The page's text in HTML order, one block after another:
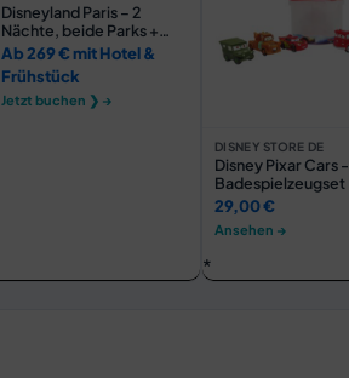
Disneyland Paris – 2
Nächte, beide Parks +
Hotel
Ab 269 € mit Hotel &
Frühstück
Jetzt buchen ❯ →
DISNEY STORE DE
Disney Pixar Cars -
Badespielzeugset
29,00 €
Ansehen →